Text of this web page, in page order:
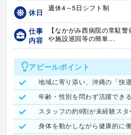
休日 週休4～5日シフト制
仕事
内容
【なかがみ西病院の常駐
や施設巡回等の簡単...
アピールポイント
年齢・性別を問わず活躍でき
スタッフの約9割が未経験スタ
身体を動かしながら健康的に